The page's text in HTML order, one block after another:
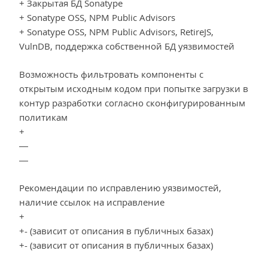
+ Закрытая БД Sonatype
+ Sonatype OSS, NPM Public Advisors
+ Sonatype OSS, NPM Public Advisors, RetireJS,
VulnDB, поддержка собственной БД уязвимостей
Возможность фильтровать компоненты с
открытым исходным кодом при попытке загрузки в
контур разработки согласно сконфигурированным
политикам
+
—
—
Рекомендации по исправлению уязвимостей,
наличие ссылок на исправление
+
+- (зависит от описания в публичных базах)
+- (зависит от описания в публичных базах)